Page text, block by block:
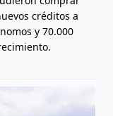
créditos a
y 70.000